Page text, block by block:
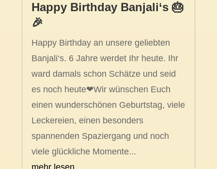
Happy Birthday Banjali‘s 🎂
🎉
Happy Birthday an unsere geliebten
Banjali‘s. 6 Jahre werdet Ihr heute. Ihr
ward damals schon Schätze und seid
es noch heute❤Wir wünschen Euch
einen wunderschönen Geburtstag, viele
Leckereien, einen besonders
spannenden Spaziergang und noch
viele glückliche Momente...